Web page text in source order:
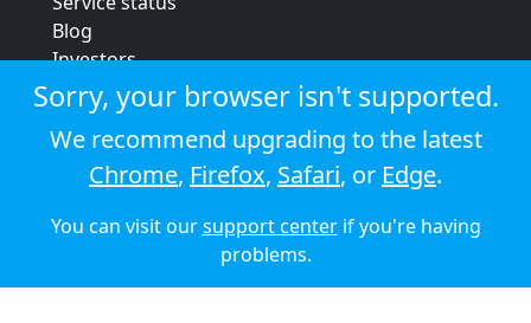
Blog
Investors
Strategic review
Terms & conditions
Privacy policy
Cookie policy
© 2026 Audioboom
Sorry, your browser isn't supported.
We recommend upgrading to the latest
Chrome, Firefox, Safari, or Edge.
You can visit oursupport centerif you're having
problems.